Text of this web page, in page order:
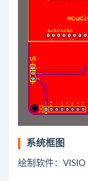
系统框图
绘制软件：